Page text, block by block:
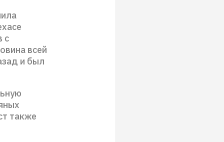
с
всей
и был
также